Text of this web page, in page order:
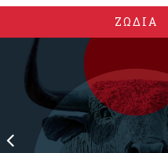
ΖΩΔΙΑ